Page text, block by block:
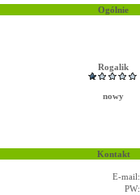
Ogólnie
Rogalik
nowy
Kontakt
E-mail:
PW: